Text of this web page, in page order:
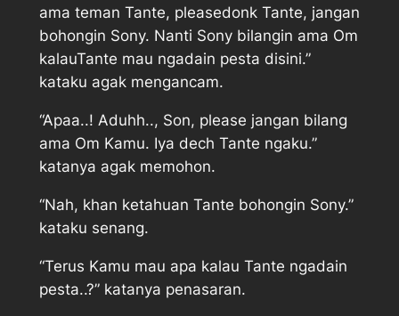
ama teman Tante, pleasedonk Tante, jangan
bohongin Sony. Nanti Sony bilangin ama Om
kalauTante mau ngadain pesta disini.”
kataku agak mengancam.
“Apaa..! Aduhh.., Son, please jangan bilang
ama Om Kamu. Iya dech Tante ngaku.”
katanya agak memohon.
“Nah, khan ketahuan Tante bohongin Sony.”
kataku senang.
“Terus Kamu mau apa kalau Tante ngadain
pesta..?” katanya penasaran.